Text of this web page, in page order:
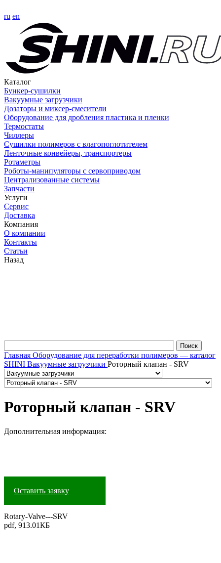
ru en
Каталог
Бункер-сушилки
Вакуумные загрузчики
Дозаторы и миксер-смесители
Оборудование для дробления пластика и пленки
Термостаты
Чиллеры
Сушилки полимеров с влагопоглотителем
Ленточные конвейеры, транспортеры
Ротаметры
Роботы-манипуляторы с сервоприводом
Централизованные системы
Запчасти
Услуги
Сервис
Доставка
Компания
О компании
Контакты
Статьи
Назад
Главная Оборудование для переработки полимеров — каталог
SHINI Вакуумные загрузчики Роторный клапан - SRV
Роторный клапан - SRV
Дополнительная информация:
Оставить заявку
Rotary-Valve---SRV
pdf, 913.01КБ